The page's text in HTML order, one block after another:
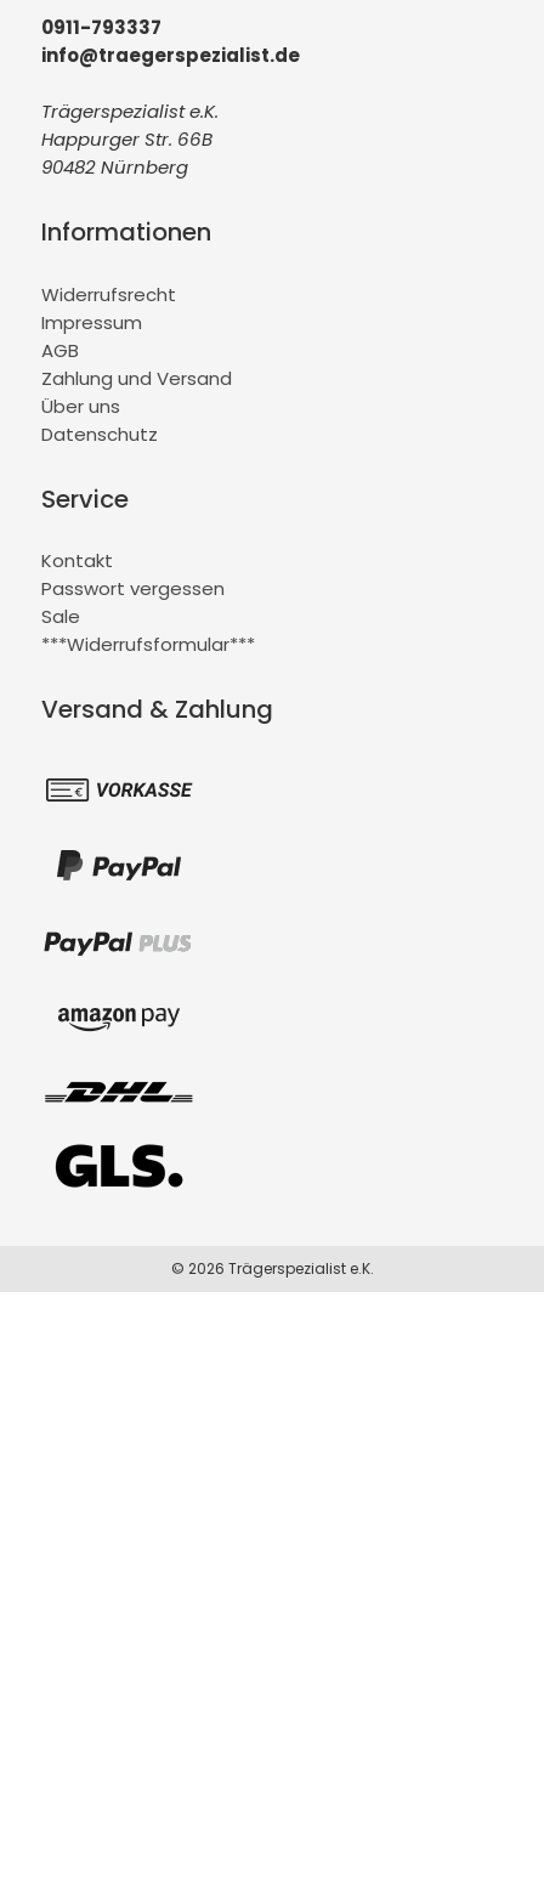
0911-793337
info@traegerspezialist.de
Trägerspezialist e.K.
Happurger Str. 66B
90482 Nürnberg
Informationen
Widerrufsrecht
Impressum
AGB
Zahlung und Versand
Über uns
Datenschutz
Service
Kontakt
Passwort vergessen
Sale
***Widerrufsformular***
Versand & Zahlung
© 2026 Trägerspezialist e.K.